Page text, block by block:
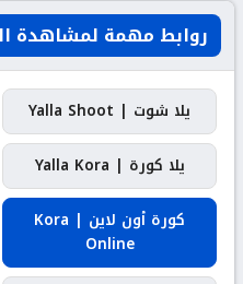
روابط مهمة لمشاهدة
يلا شوت | Yalla Shoot
يلا كورة | Yalla Kora
كورة أون لاين | Kora
Online